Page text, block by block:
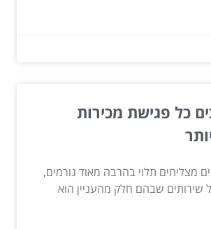
כל פגישת מכירות
מצליחים תלוי בהרבה מאוד גורמים,
שירותים שבהם חלק מהעניין הוא